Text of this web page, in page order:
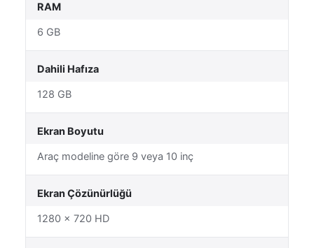
RAM
6 GB
Dahili Hafıza
128 GB
Ekran Boyutu
Araç modeline göre 9 veya 10 inç
Ekran Çözünürlüğü
1280 × 720 HD